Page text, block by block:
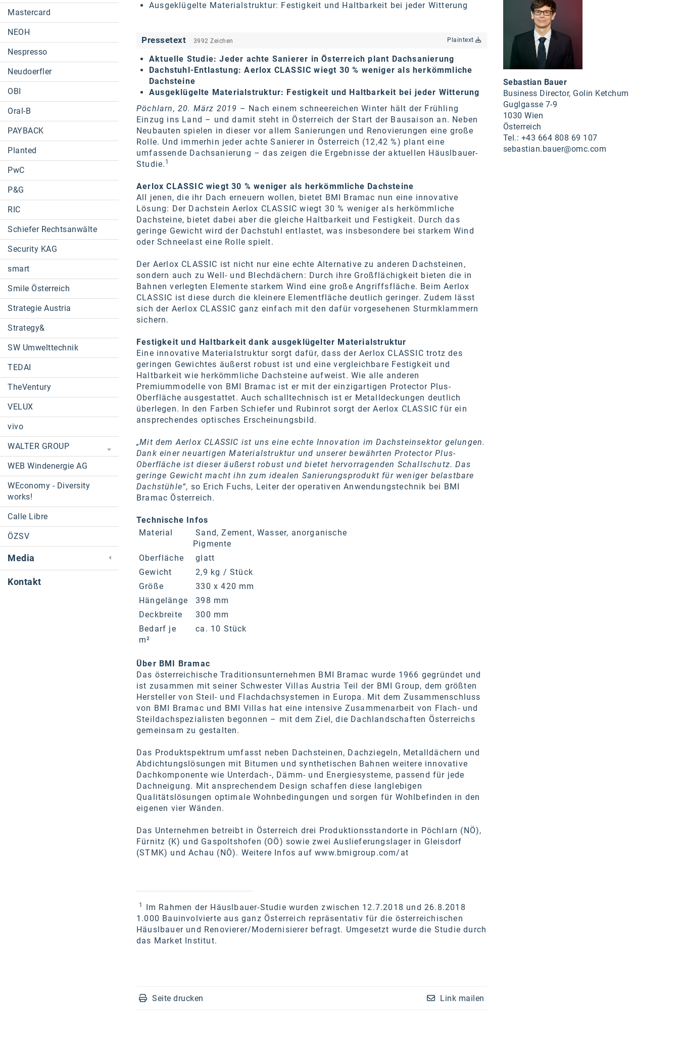
Mastercard
NEOH
Nespresso
Neudoerfler
OBI
Oral-B
PAYBACK
Planted
PwC
P&G
RIC
Schiefer Rechtsanwälte
Security KAG
smart
Smile Österreich
Strategie Austria
Strategy&
SW Umwelttechnik
TEDAI
TheVentury
VELUX
vivo
WALTER GROUP
WEB Windenergie AG
WEconomy - Diversity
works!
Calle Libre
ÖZSV
Media
Kontakt
Ausgeklügelte Materialstruktur: Festigkeit und Haltbarkeit bei jeder Witterung
Pressetext 3992 Zeichen Plaintext
Aktuelle Studie: Jeder achte Sanierer in Österreich plant Dachsanierung
Dachstuhl-Entlastung: Aerlox CLASSIC wiegt 30 % weniger als herkömmliche
Dachsteine
Ausgeklügelte Materialstruktur: Festigkeit und Haltbarkeit bei jeder Witterung
Pöchlarn, 20. März 2019 – Nach einem schneereichen Winter hält der Frühling
Einzug ins Land – und damit steht in Österreich der Start der Bausaison an. Neben
Neubauten spielen in dieser vor allem Sanierungen und Renovierungen eine große
Rolle. Und immerhin jeder achte Sanierer in Österreich (12,42 %) plant eine
umfassende Dachsanierung – das zeigen die Ergebnisse der aktuellen Häuslbauer-
Studie. 1
Aerlox CLASSIC wiegt 30 % weniger als herkömmliche Dachsteine
All jenen, die ihr Dach erneuern wollen, bietet BMI Bramac nun eine innovative
Lösung: Der Dachstein Aerlox CLASSIC wiegt 30 % weniger als herkömmliche
Dachsteine, bietet dabei aber die gleiche Haltbarkeit und Festigkeit. Durch das
geringe Gewicht wird der Dachstuhl entlastet, was insbesondere bei starkem Wind
oder Schneelast eine Rolle spielt.
Der Aerlox CLASSIC ist nicht nur eine echte Alternative zu anderen Dachsteinen,
sondern auch zu Well- und Blechdächern: Durch ihre Großflächigkeit bieten die in
Bahnen verlegten Elemente starkem Wind eine große Angriffsfläche. Beim Aerlox
CLASSIC ist diese durch die kleinere Elementfläche deutlich geringer. Zudem lässt
sich der Aerlox CLASSIC ganz einfach mit den dafür vorgesehenen Sturmklammern
sichern.
Festigkeit und Haltbarkeit dank ausgeklügelter Materialstruktur
Eine innovative Materialstruktur sorgt dafür, dass der Aerlox CLASSIC trotz des
geringen Gewichtes äußerst robust ist und eine vergleichbare Festigkeit und
Haltbarkeit wie herkömmliche Dachsteine aufweist. Wie alle anderen
Premiummodelle von BMI Bramac ist er mit der einzigartigen Protector Plus-
Oberfläche ausgestattet. Auch schalltechnisch ist er Metalldeckungen deutlich
überlegen. In den Farben Schiefer und Rubinrot sorgt der Aerlox CLASSIC für ein
ansprechendes optisches Erscheinungsbild.
„Mit dem Aerlox CLASSIC ist uns eine echte Innovation im Dachsteinsektor gelungen.
Dank einer neuartigen Materialstruktur und unserer bewährten Protector Plus-
Oberfläche ist dieser äußerst robust und bietet hervorragenden Schallschutz. Das
geringe Gewicht macht ihn zum idealen Sanierungsprodukt für weniger belastbare
Dachstühle“, so Erich Fuchs, Leiter der operativen Anwendungstechnik bei BMI
Bramac Österreich.
Technische Infos
Material
Sand, Zement, Wasser, anorganische
Pigmente
Oberfläche
glatt
Gewicht
2,9 kg / Stück
Größe
330 x 420 mm
Hängelänge
398 mm
Deckbreite
300 mm
Bedarf je
m²
ca. 10 Stück
Über BMI Bramac
Das österreichische Traditionsunternehmen BMI Bramac wurde 1966 gegründet und
ist zusammen mit seiner Schwester Villas Austria Teil der BMI Group, dem größten
Hersteller von Steil- und Flachdachsystemen in Europa. Mit dem Zusammenschluss
von BMI Bramac und BMI Villas hat eine intensive Zusammenarbeit von Flach- und
Steildachspezialisten begonnen – mit dem Ziel, die Dachlandschaften Österreichs
gemeinsam zu gestalten.
Das Produktspektrum umfasst neben Dachsteinen, Dachziegeln, Metalldächern und
Abdichtungslösungen mit Bitumen und synthetischen Bahnen weitere innovative
Dachkomponente wie Unterdach-, Dämm- und Energiesysteme, passend für jede
Dachneigung. Mit ansprechendem Design schaffen diese langlebigen
Qualitätslösungen optimale Wohnbedingungen und sorgen für Wohlbefinden in den
eigenen vier Wänden.
Das Unternehmen betreibt in Österreich drei Produktionsstandorte in Pöchlarn (NÖ),
Fürnitz (K) und Gaspoltshofen (OÖ) sowie zwei Auslieferungslager in Gleisdorf
(STMK) und Achau (NÖ). Weitere Infos aufwww.bmigroup.com/at
1
Im Rahmen der Häuslbauer-Studie wurden zwischen 12.7.2018 und 26.8.2018
1.000 Bauinvolvierte aus ganz Österreich repräsentativ für die österreichischen
Häuslbauer und Renovierer/Modernisierer befragt. Umgesetzt wurde die Studie durch
das Market Institut.
Seite drucken Link mailen
Sebastian Bauer
Business Director, Golin Ketchum
Guglgasse 7-9
1030 Wien
Österreich
Tel.: +43 664 808 69 107
sebastian.bauer@omc.com